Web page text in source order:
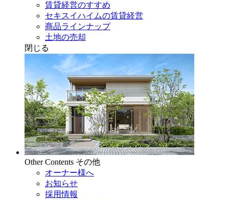
賃貸経営のすすめ
セキスイハイムの賃貸経営
商品ラインナップ
土地の売却
閉じる
Other Contents その他
オーナー様へ
お知らせ
採用情報